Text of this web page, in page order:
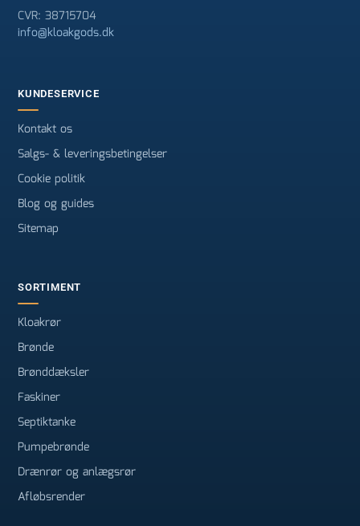
CVR: 38715704
info@kloakgods.dk
KUNDESERVICE
Kontakt os
Salgs- & leveringsbetingelser
Cookie politik
Blog og guides
Sitemap
SORTIMENT
Kloakrør
Brønde
Brønddæksler
Faskiner
Septiktanke
Pumpebrønde
Drænrør og anlægsrør
Afløbsrender